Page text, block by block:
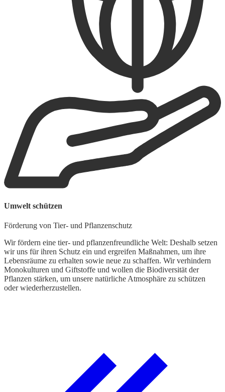
Umwelt schützen
Förderung von Tier- und Pflanzenschutz
Wir fördern eine tier- und pflanzenfreundliche Welt: Deshalb setzen
wir uns für ihren Schutz ein und ergreifen Maßnahmen, um ihre
Lebensräume zu erhalten sowie neue zu schaffen. Wir verhindern
Monokulturen und Giftstoffe und wollen die Biodiversität der
Pflanzen stärken, um unsere natürliche Atmosphäre zu schützen
oder wiederherzustellen.